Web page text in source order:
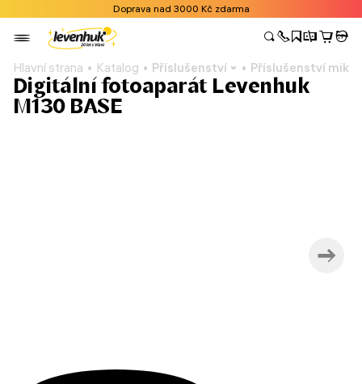
Doprava nad 3000 Kč zdarma
Hlavní strana Katalog Příslušenství Příslušenství
Digitální fotoaparát Levenhuk
M130 BASE